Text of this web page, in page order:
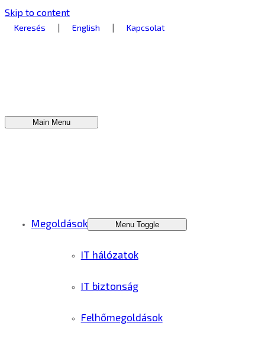
Skip to content
Keresés | English | Kapcsolat
Main Menu
Megoldások Menu Toggle
IT hálózatok
IT biztonság
Felhőmegoldások